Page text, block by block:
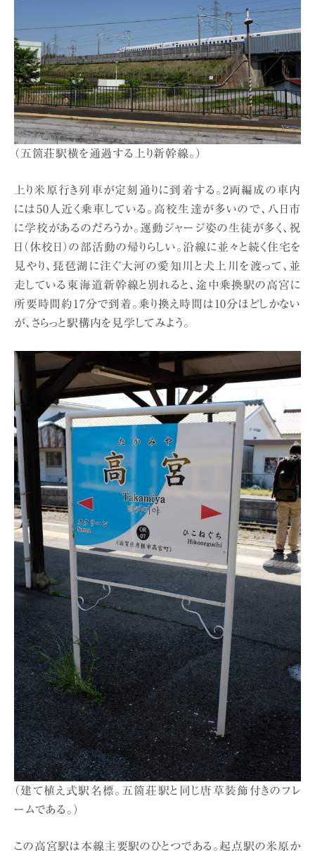
（五箇荘駅横を通過する上り新幹線。）
上り米原行き列車が定刻通りに到着する。2両編成の車内
には50人近く乗車している。高校生達が多いので、八日市
に学校があるのだろうか。運動ジャージ姿の生徒が多く、祝
日（休校日）の部活動の帰りらしい。沿線に並々と続く住宅を
見やり、琵琶湖に注ぐ大河の愛知川と犬上川を渡って、並
走している東海道新幹線と別れると、途中乗換駅の高宮に
所要時間約17分で到着。乗り換え時間は10分ほどしかない
が、さらっと駅構内を見学してみよう。
（建て植え式駅名標。五箇荘駅と同じ唐草装飾付きのフレ
ームである。）
この高宮駅は本線主要駅のひとつである。起点駅の米原か